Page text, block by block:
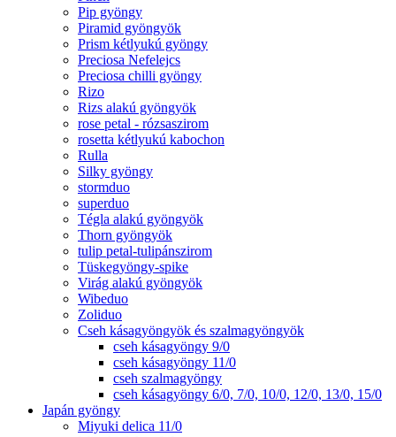
Pip gyöngy
Piramid gyöngyök
Prism kétlyukú gyöngy
Preciosa Nefelejcs
Preciosa chilli gyöngy
Rizo
Rizs alakú gyöngyök
rose petal - rózsaszirom
rosetta kétlyukú kabochon
Rulla
Silky gyöngy
stormduo
superduo
Tégla alakú gyöngyök
Thorn gyöngyök
tulip petal-tulipánszirom
Tüskegyöngy-spike
Virág alakú gyöngyök
Wibeduo
Zoliduo
Cseh kásagyöngyök és szalmagyöngyök
cseh kásagyöngy 9/0
cseh kásagyöngy 11/0
cseh szalmagyöngy
cseh kásagyöngy 6/0, 7/0, 10/0, 12/0, 13/0, 15/0
Japán gyöngy
Miyuki delica 11/0